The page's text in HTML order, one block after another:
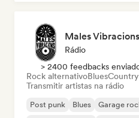
Males Vibracions
Rádio
> 2400 feedbacks
Rock alternativoBluesCountry
Transmitir artistas na rádio
Post punk Blues Garage